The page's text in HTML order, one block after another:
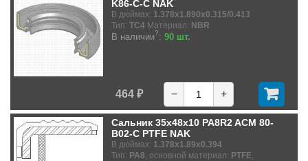
K86-C-C NAK
В дюймах: 1.378x1.890x0.315/0.413
Тип: TC4 Материал: NBR
В наличии?: 90 шт.
464 ₽ − +
Сальник 35x48x10 PA8R2 ACM 80-
B02-C PTFE NAK
В дюймах: 1.378x1.89x0.394
Тип: PA8, основной материал: PTFE,